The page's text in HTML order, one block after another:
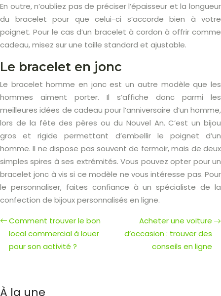
En outre, n’oubliez pas de préciser l’épaisseur et la longueur
du bracelet pour que celui-ci s’accorde bien à votre
poignet. Pour le cas d’un bracelet à cordon à offrir comme
cadeau, misez sur une taille standard et ajustable.
Le bracelet en jonc
Le bracelet homme en jonc est un autre modèle que les
hommes aiment porter. Il s’affiche donc parmi les
meilleures idées de cadeau pour l’anniversaire d’un homme,
lors de la fête des pères ou du Nouvel An. C’est un bijou
gros et rigide permettant d’embellir le poignet d’un
homme. Il ne dispose pas souvent de fermoir, mais de deux
simples spires à ses extrémités. Vous pouvez opter pour un
bracelet jonc à vis si ce modèle ne vous intéresse pas. Pour
le personnaliser, faites confiance à un spécialiste de la
confection de bijoux personnalisés en ligne.
Comment trouver le bon
local commercial à louer
pour son activité ?
Acheter une voiture
d’occasion : trouver des
conseils en ligne
À la une